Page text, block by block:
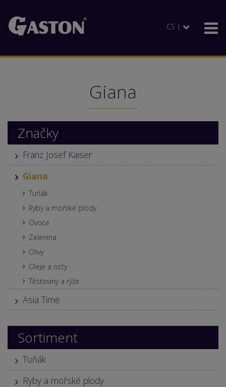
CS |
Giana
Značky
Franz Josef Kaiser
Giana
Tuňák
Ryby a mořské plody
Ovoce
Zelenina
Olivy
Oleje a octy
Těstoviny a rýže
Asia Time
Sortiment
Tuňák
Ryby a mořské plody